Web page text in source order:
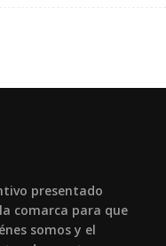
presentado
comarca para que
somos y el